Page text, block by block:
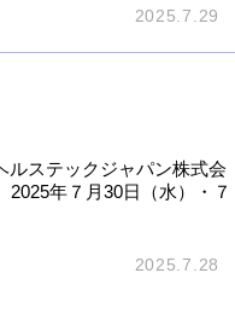
2025.7.29
ルステックジャパン株式会
年７月30日（水）・７
2025.7.28